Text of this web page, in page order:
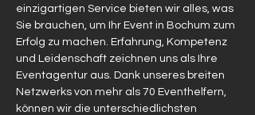
einzigartigen Service bieten wir alles, was
Sie brauchen, um Ihr Event in Bochum zum
Erfolg zu machen. Erfahrung, Kompetenz
und Leidenschaft zeichnen uns als Ihre
Eventagentur aus. Dank unseres breiten
Netzwerks von mehr als 70 Eventhelfern,
können wir die unterschiedlichsten